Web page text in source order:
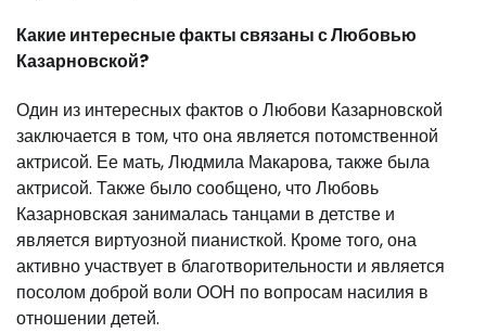
Какие интересные факты связаны с Любовью
Казарновской?
Один из интересных фактов о Любови Казарновской
заключается в том, что она является потомственной
актрисой. Ее мать, Людмила Макарова, также была
актрисой. Также было сообщено, что Любовь
Казарновская занималась танцами в детстве и
является виртуозной пианисткой. Кроме того, она
активно участвует в благотворительности и является
посолом доброй воли ООН по вопросам насилия в
отношении детей.